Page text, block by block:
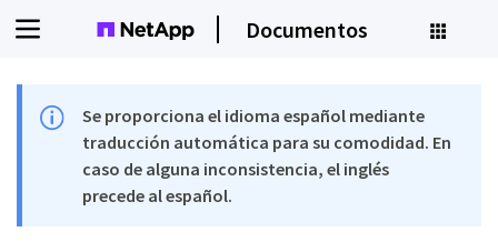
Documentos
Se proporciona el idioma español mediante
traducción automática para su comodidad. En
caso de alguna inconsistencia, el inglés
precede al español.